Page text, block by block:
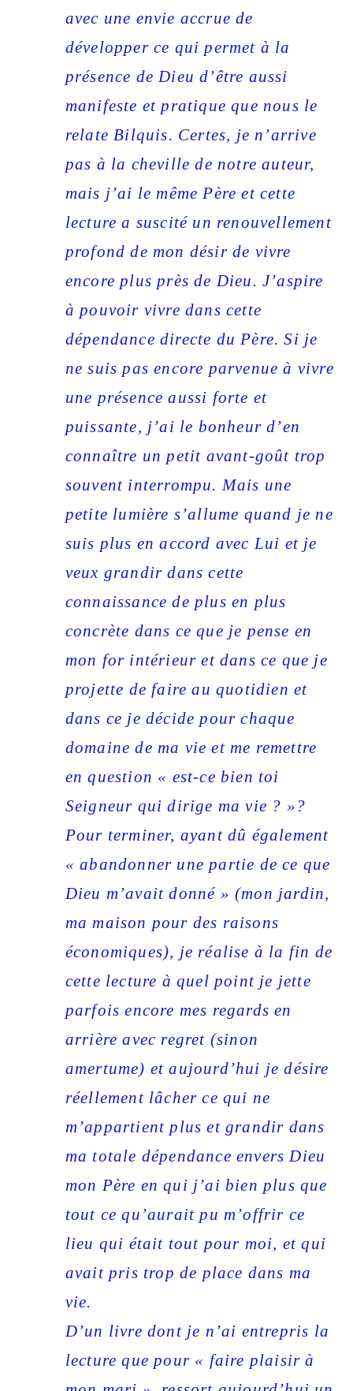
avec une envie accrue de
développer ce qui permet à la
présence de Dieu d’être aussi
manifeste et pratique que nous le
relate Bilquis. Certes, je n’arrive
pas à la cheville de notre auteur,
mais j’ai le même Père et cette
lecture a suscité un renouvellement
profond de mon désir de vivre
encore plus près de Dieu. J’aspire
à pouvoir vivre dans cette
dépendance directe du Père. Si je
ne suis pas encore parvenue à vivre
une présence aussi forte et
puissante, j’ai le bonheur d’en
connaître un petit avant-goût trop
souvent interrompu. Mais une
petite lumière s’allume quand je ne
suis plus en accord avec Lui et je
veux grandir dans cette
connaissance de plus en plus
concrète dans ce que je pense en
mon for intérieur et dans ce que je
projette de faire au quotidien et
dans ce je décide pour chaque
domaine de ma vie et me remettre
en question « est-ce bien toi
Seigneur qui dirige ma vie ? »?
Pour terminer, ayant dû également
« abandonner une partie de ce que
Dieu m’avait donné » (mon jardin,
ma maison pour des raisons
économiques), je réalise à la fin de
cette lecture à quel point je jette
parfois encore mes regards en
arrière avec regret (sinon
amertume) et aujourd’hui je désire
réellement lâcher ce qui ne
m’appartient plus et grandir dans
ma totale dépendance envers Dieu
mon Père en qui j’ai bien plus que
tout ce qu’aurait pu m’offrir ce
lieu qui était tout pour moi, et qui
avait pris trop de place dans ma
vie.
D’un livre dont je n’ai entrepris la
lecture que pour « faire plaisir à